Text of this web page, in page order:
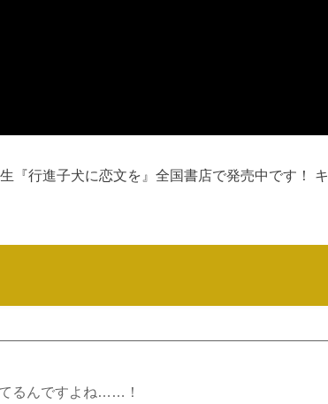
『行進子犬に恋文を』全国書店で発売中です！ キ
るんですよね……！